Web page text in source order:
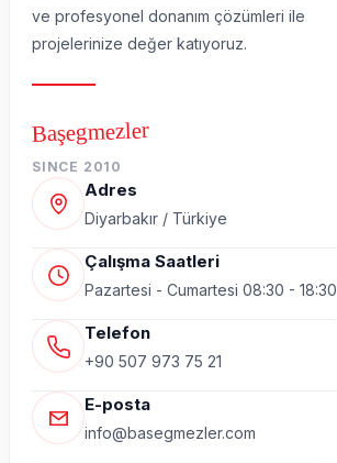
ve profesyonel donanım çözümleri ile
projelerinize değer katıyoruz.
Başegmezler
SINCE 2010
Adres
Diyarbakır / Türkiye
Çalışma Saatleri
Pazartesi - Cumartesi 08:30 - 18:30
Telefon
+90 507 973 75 21
E-posta
info@basegmezler.com